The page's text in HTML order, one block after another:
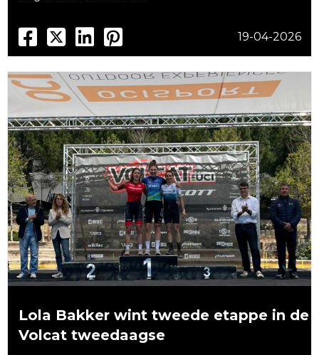
19-04-2026
Lola Bakker wint tweede etappe in de
Volcat tweedaagse